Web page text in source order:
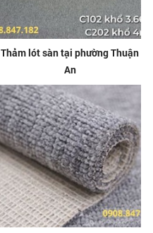
Thảm lót sàn tại phường Thuận
An